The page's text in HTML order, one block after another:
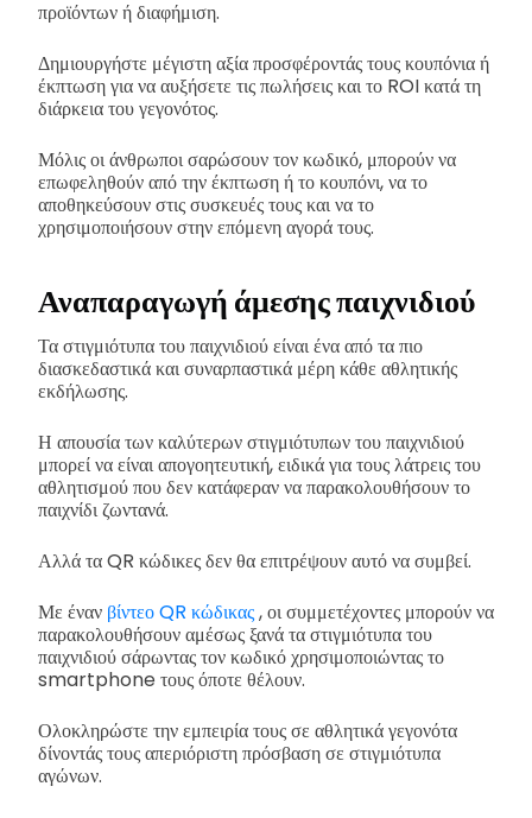
προϊόντων ή διαφήμιση.
Δημιουργήστε μέγιστη αξία προσφέροντάς τους κουπόνια ή
έκπτωση για να αυξήσετε τις πωλήσεις και το ROI κατά τη
διάρκεια του γεγονότος.
Μόλις οι άνθρωποι σαρώσουν τον κωδικό, μπορούν να
επωφεληθούν από την έκπτωση ή το κουπόνι, να το
αποθηκεύσουν στις συσκευές τους και να το
χρησιμοποιήσουν στην επόμενη αγορά τους.
Αναπαραγωγή άμεσης παιχνιδιού
Τα στιγμιότυπα του παιχνιδιού είναι ένα από τα πιο
διασκεδαστικά και συναρπαστικά μέρη κάθε αθλητικής
εκδήλωσης.
Η απουσία των καλύτερων στιγμιότυπων του παιχνιδιού
μπορεί να είναι απογοητευτική, ειδικά για τους λάτρεις του
αθλητισμού που δεν κατάφεραν να παρακολουθήσουν το
παιχνίδι ζωντανά.
Αλλά τα QR κώδικες δεν θα επιτρέψουν αυτό να συμβεί.
Με έναν βίντεο QR κώδικας, οι συμμετέχοντες μπορούν να
παρακολουθήσουν αμέσως ξανά τα στιγμιότυπα του
παιχνιδιού σάρωντας τον κωδικό χρησιμοποιώντας το
smartphone τους όποτε θέλουν.
Ολοκληρώστε την εμπειρία τους σε αθλητικά γεγονότα
δίνοντάς τους απεριόριστη πρόσβαση σε στιγμιότυπα
αγώνων.